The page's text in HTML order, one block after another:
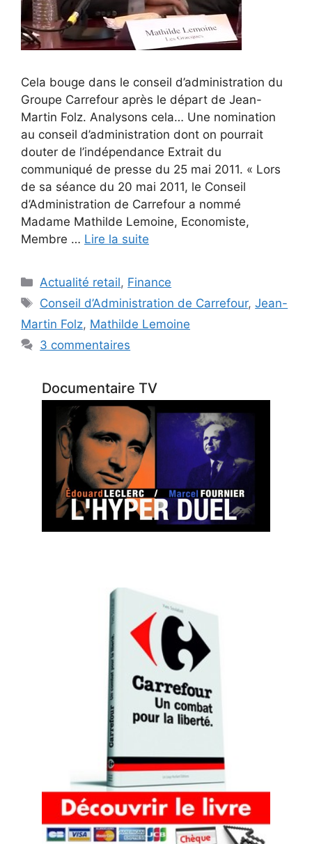
Cela bouge dans le conseil d’administration du
Groupe Carrefour après le départ de Jean-
Martin Folz. Analysons cela… Une nomination
au conseil d’administration dont on pourrait
douter de l’indépendance Extrait du
communiqué de presse du 25 mai 2011. « Lors
de sa séance du 20 mai 2011, le Conseil
d’Administration de Carrefour a nommé
Madame Mathilde Lemoine, Economiste,
Membre … Lire la suite
Catégories
Actualité retail, Finance
Étiquettes
Conseil d’Administration de Carrefour,Jean-
Martin Folz, Mathilde Lemoine
3 commentaires
Documentaire TV